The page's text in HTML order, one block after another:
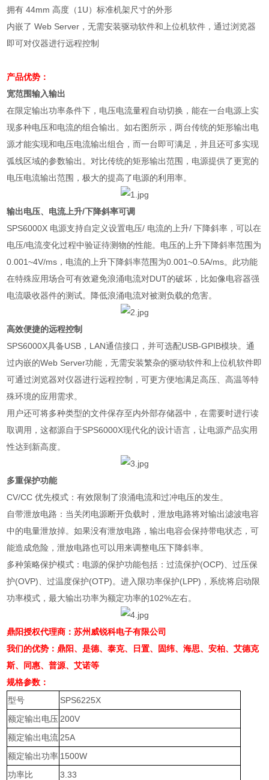
拥有 44mm高度（1U）标准机架尺寸的外形
内嵌了 Web Server ，无需安装驱动软件和上位机软件，通过浏览器
即可对仪器进行远程控制
产品优势：
宽范围输入输出
在限定输出功率条件下，电压电流量程自动切换，能在一台电源上实
现多种电压和电流的组合输出。如右图所示，两台传统的矩形输出电
源才能实现和电压电流输出组合，而一台即可满足，并且还可多实现
弧线区域的参数输出。对比传统的矩形输出范围，电源提供了更宽的
电压电流输出范围，极大的提高了电源的利用率。
输出电压、电流上升/下降斜率可调
SPS6000X 电源支持自定义设置电压/ 电流的上升/下降斜率，可以在
电压/电流变化过程中验证待测物的性能。电压的上升下降斜率范围为
0.001~4V/ms ，电流的上升下降斜率范围为0.001~0.5A/ms。此功能
在特殊应用场合可有效避免浪涌电流对DUT的破坏，比如像电容器强
电流吸收器件的测试。降低浪涌电流对被测负载的危害。
高效便捷的远程控制
SPS6000X具备USB ， LAN通信接口，并可选配USB-GPIB模块。通
过内嵌的Web Server功能，无需安装繁杂的驱动软件和上位机软件即
可通过浏览器对仪器进行远程控制，可更方便地满足高压、高温等特
殊环境的应用需求。
用户还可将多种类型的文件保存至内外部存储器中，在需要时进行读
取调用，这都源自于SPS6000X现代化的设计语言，让电源产品实用
性达到新高度。
多重保护功能
CV/CC优先模式：有效限制了浪涌电流和过冲电压的发生。
自带泄放电路：当关闭电源断开负载时，泄放电路将对输出滤波电容
中的电量泄放掉。如果没有泄放电路，输出电容会保持带电状态，可
能造成危险，泄放电路也可以用来调整电压下降斜率。
多种策略保护模式：电源的保护功能包括：过流保护(OCP) 、过压保
护(OVP) 、过温度保护(OTP)。进入限功率保护(LPP) ，系统将启动限
功率模式，最大输出功率为额定功率的102%左右。
鼎阳授权代理商：苏州威锐科电子有限公司
我们的优势：鼎阳、是德、泰克、日置、固纬、海思、安柏、艾德克
斯、同惠、普源、艾诺等
规格参数：
型号
SPS6225X
额定输出电压 200V
额定输出电流 25A
额定输出功率 1500W
功率比
3.33